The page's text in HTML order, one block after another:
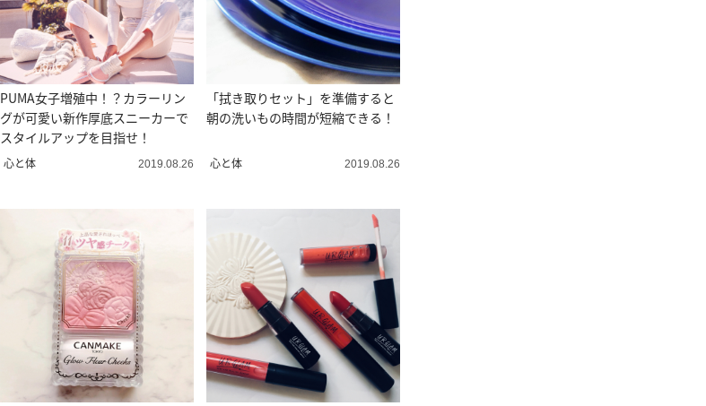
PUMA女子増殖中！？カラーリン
グが可愛い新作厚底スニーカーで
スタイルアップを目指せ！
心と体 2019.08.26
「拭き取りセット」を準備すると
朝の洗いもの時間が短縮できる！
心と体 2019.08.26